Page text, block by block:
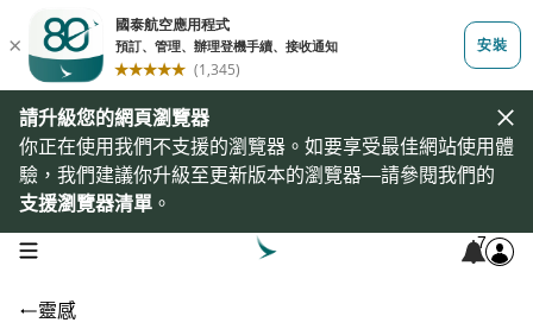
請升級您的網頁瀏覽器
你正在使用我們不支援的瀏覽器。如要享受最佳網站使用體
驗，我們建議你升級至更新版本的瀏覽器—請參閱我們的
支援瀏覽器清單 。
open navigation menu 7
靈感